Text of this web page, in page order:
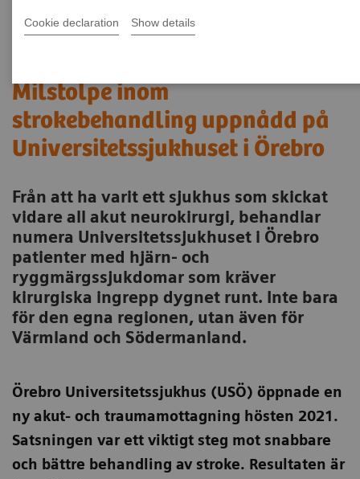
Cookie declaration Show details
Milstolpe inom
strokebehandling uppnådd på
Universitetssjukhuset i Örebro
Från att ha varit ett sjukhus som skickat
vidare all akut neurokirurgi, behandlar
numera Universitetssjukhuset i Örebro
patienter med hjärn- och
ryggmärgssjukdomar som kräver
kirurgiska ingrepp dygnet runt. Inte bara
för den egna regionen, utan även för
Värmland och Södermanland.
Örebro Universitetssjukhus (USÖ) öppnade en
ny akut- och traumamottagning hösten 2021.
Satsningen var ett viktigt steg mot snabbare
och bättre behandling av stroke. Resultaten är